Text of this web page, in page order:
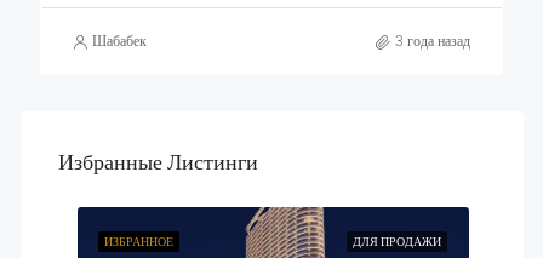
Шабабек 3 года назад
Избранные Листинги
ДЛЯ ПРОДАЖИ
ИЗБРАННОЕ